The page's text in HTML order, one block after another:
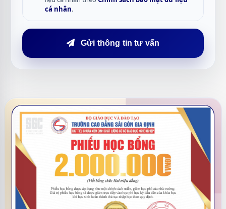
cá nhân.
Gửi thông tin tư vấn